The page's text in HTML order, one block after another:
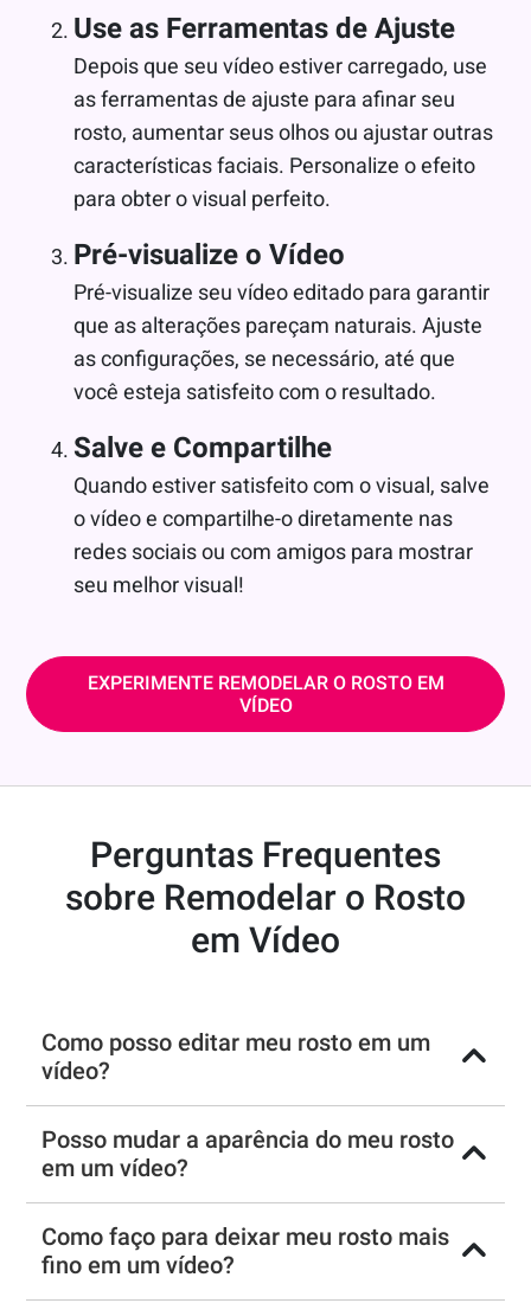
Use as Ferramentas de Ajuste
Depois que seu vídeo estiver carregado, use
as ferramentas de ajuste para afinar seu
rosto, aumentar seus olhos ou ajustar outras
características faciais. Personalize o efeito
para obter o visual perfeito.
Pré-visualize o Vídeo
Pré-visualize seu vídeo editado para garantir
que as alterações pareçam naturais. Ajuste
as configurações, se necessário, até que
você esteja satisfeito com o resultado.
Salve e Compartilhe
Quando estiver satisfeito com o visual, salve
o vídeo e compartilhe-o diretamente nas
redes sociais ou com amigos para mostrar
seu melhor visual!
EXPERIMENTE REMODELAR O ROSTO EM
VÍDEO
Perguntas Frequentes
sobre Remodelar o Rosto
em Vídeo
Como posso editar meu rosto em um
vídeo?
Posso mudar a aparência do meu rosto
em um vídeo?
Como faço para deixar meu rosto mais
fino em um vídeo?